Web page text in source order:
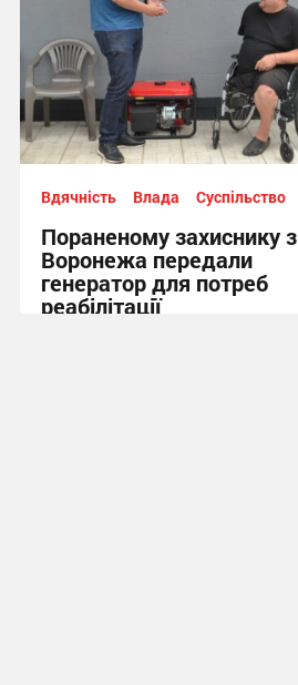
Вдячність Влада Суспільство
Пораненому захиснику з
Воронежа передали
генератор для потреб
реабілітації